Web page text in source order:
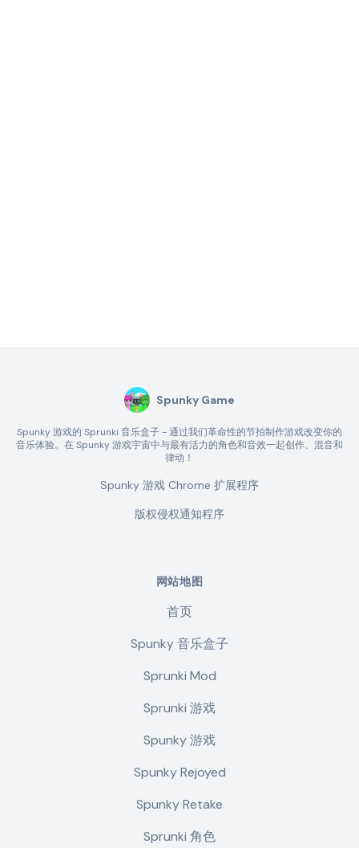
Spunky Game
Spunky 游戏的 Sprunki 音乐盒子 - 通过我们革命性的节拍制作游戏改变你的
音乐体验。在 Spunky 游戏宇宙中与最有活力的角色和音效一起创作、混音和
律动！
Spunky 游戏 Chrome 扩展程序
版权侵权通知程序
网站地图
首页
Spunky 音乐盒子
Sprunki Mod
Sprunki 游戏
Spunky 游戏
Spunky Rejoyed
Spunky Retake
Sprunki 角色